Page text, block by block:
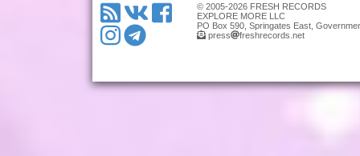
© 2005-2026 FRESH RECORDS
EXPLORE MORE LLC
PO Box 590, Springates East,
press
freshrecords.net